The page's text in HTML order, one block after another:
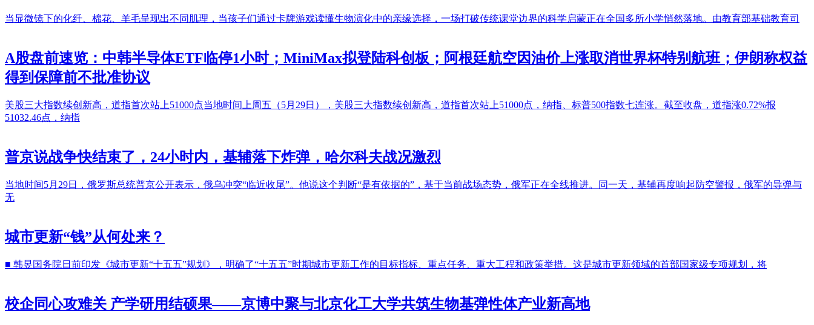
当显微镜下的化纤、棉花、羊毛呈现出不同肌理，当孩子们通过卡牌游戏读懂生物演化中的亲缘选择，一场打破传统课堂边界的科学启蒙正在全国多所小学悄然落地。由教育部基础教育司
A股盘前速览：中韩半导体ETF临停1小时；MiniMax拟登陆科创板；阿根廷航空因油价上涨取消世界杯特别航班；伊朗称权益
得到保障前不批准协议
美股三大指数续创新高，道指首次站上51000点当地时间上周五（5月29日），美股三大指数续创新高，道指首次站上51000点，纳指、标普500指数七连涨。截至收盘，道指涨0.72%报
51032.46点，纳指
普京说战争快结束了，24小时内，基辅落下炸弹，哈尔科夫战况激烈
当地时间5月29日，俄罗斯总统普京公开表示，俄乌冲突“临近收尾”。他说这个判断“是有依据的”，基于当前战场态势，俄军正在全线推进。同一天，基辅再度响起防空警报，俄军的导弹与
无
城市更新“钱”从何处来？
■ 韩昱国务院日前印发《城市更新“十五五”规划》，明确了“十五五”时期城市更新工作的目标指标、重点任务、重大工程和政策举措。这是城市更新领域的首部国家级专项规划，将
校企同心攻难关 产学研用结硕果——京博中聚与北京化工大学共筑生物基弹性体产业新高地